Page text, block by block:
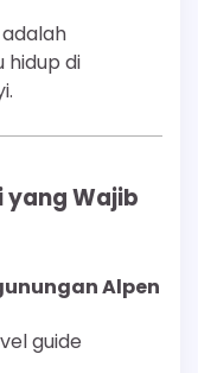
hidup di
yang Wajib
Alpen